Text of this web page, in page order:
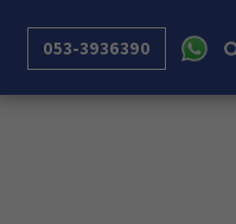
053-3936390